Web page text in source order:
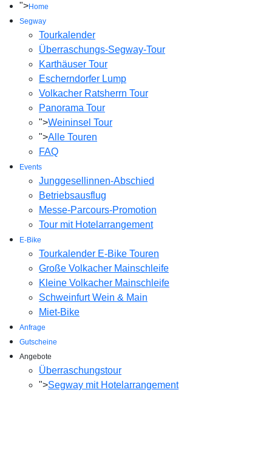
">Home
Segway
Tourkalender
Überraschungs-Segway-Tour
Karthäuser Tour
Escherndorfer Lump
Volkacher Ratsherrn Tour
Panorama Tour
">Weininsel Tour
">Alle Touren
FAQ
Events
Junggesellinnen-Abschied
Betriebsausflug
Messe-Parcours-Promotion
Tour mit Hotelarrangement
E-Bike
Tourkalender E-Bike Touren
Große Volkacher Mainschleife
Kleine Volkacher Mainschleife
Schweinfurt Wein & Main
Miet-Bike
Anfrage
Gutscheine
Angebote
Überraschungstour
">Segway mit Hotelarrangement